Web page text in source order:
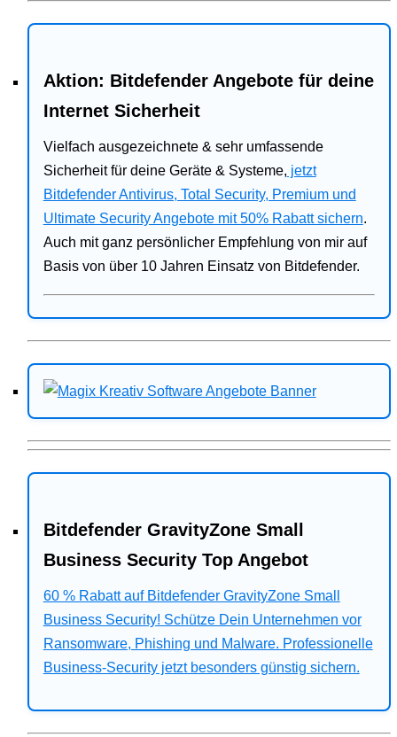
Aktion: Bitdefender Angebote für deine
Internet Sicherheit
Vielfach ausgezeichnete & sehr umfassende
Sicherheit für deine Geräte & Systeme, jetzt
Bitdefender Antivirus, Total Security, Premium und
Ultimate Security Angebote mit 50% Rabatt sichern.
Auch mit ganz persönlicher Empfehlung von mir auf
Basis von über 10 Jahren Einsatz von Bitdefender.
Bitdefender GravityZone Small
Business Security Top Angebot
60 % Rabatt auf Bitdefender GravityZone Small
Business Security! Schütze Dein Unternehmen vor
Ransomware, Phishing und Malware. Professionelle
Business-Security jetzt besonders günstig sichern.